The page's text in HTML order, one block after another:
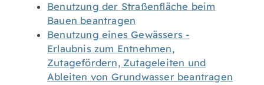
Benutzung der Straßenfläche beim
Bauen beantragen
Benutzung eines Gewässers -
Erlaubnis zum Entnehmen,
Zutagefördern, Zutageleiten und
Ableiten von Grundwasser beantragen